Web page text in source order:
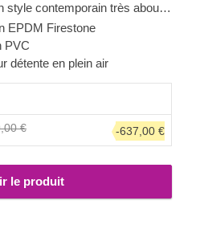
style contemporain très abouti,
les plus spacieux de cette
une solution très abordable
jardin tout en vous offrant un
vous.
EPDM Firestone
PVC
détente en plein air
€ -637,00 €
le produit